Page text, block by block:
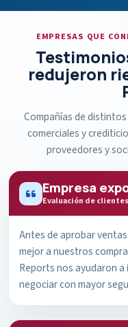
EMPRESAS QUE
redujeron
Compañías de
comerciales y
proveedores y
Empresa
Evaluación de
Antes de aprobar
mejor a nuestros
Reports nos ayudaron
negociar con mayor